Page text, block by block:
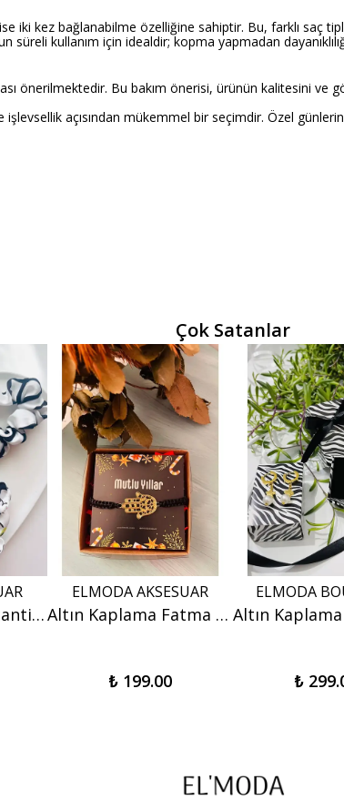
iki kez bağlanabilme özelliğine sahiptir. Bu, farklı saç
kullanım için idealdir; kopma yapmadan
önerilmektedir. Bu bakım önerisi, ürünün kalitesini ve
açısından mükemmel bir seçimdir. Özel
Çok Satanlar
3'lü Modern ve Otantik Desenli Mini Saten Scrunchie Toka Seti
ELMODA AKSESUAR
Altın Kaplama Fatma Ana Eli Bilekliği Hediye Kutusu- Ayarlanabilir Bileklik
₺ 199.00
ELMODA
₺